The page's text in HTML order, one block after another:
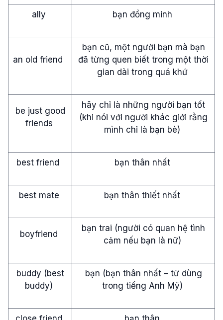
ally bạn đồng minh
an old friend
bạn cũ, một người bạn mà bạn
đã từng quen biết trong một thời
gian dài trong quá khứ
be just good
friends
hãy chỉ là những người bạn tốt
(khi nói với người khác giới rằng
mình chỉ là bạn bè)
best friend bạn thân nhất
best mate bạn thân thiết nhất
boyfriend
bạn trai (người có quan hệ tình
cảm nếu bạn là nữ)
buddy (best
buddy)
bạn (bạn thân nhất – từ dùng
trong tiếng Anh Mỹ)